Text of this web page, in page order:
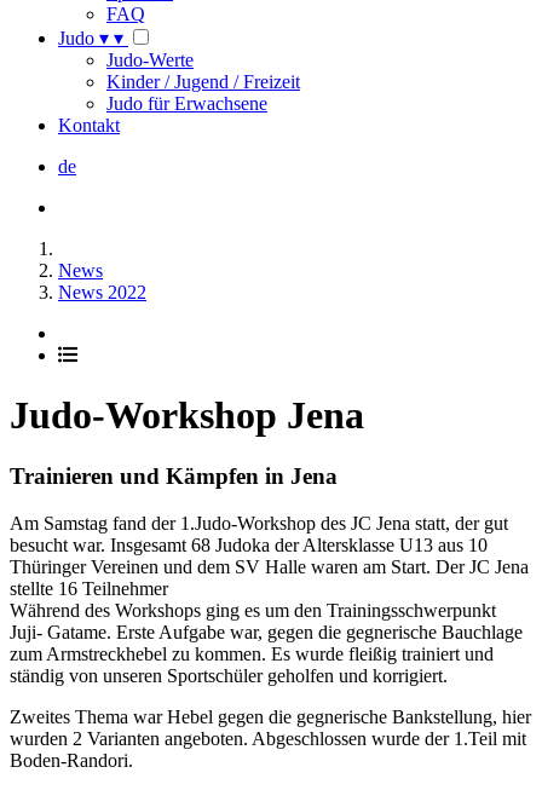
FAQ
Judo ▾ ▾
Judo-Werte
Kinder / Jugend / Freizeit
Judo für Erwachsene
Kontakt
de
News
News 2022
Judo-Workshop Jena
Trainieren und Kämpfen in Jena
Am Samstag fand der 1.Judo-Workshop des JC Jena statt, der gut
besucht war. Insgesamt 68 Judoka der Altersklasse U13 aus 10
Thüringer Vereinen und dem SV Halle waren am Start. Der JC Jena
stellte 16 Teilnehmer
Während des Workshops ging es um den Trainingsschwerpunkt
Juji- Gatame. Erste Aufgabe war, gegen die gegnerische Bauchlage
zum Armstreckhebel zu kommen. Es wurde fleißig trainiert und
ständig von unseren Sportschüler geholfen und korrigiert.
Zweites Thema war Hebel gegen die gegnerische Bankstellung, hier
wurden 2 Varianten angeboten. Abgeschlossen wurde der 1.Teil mit
Boden-Randori.